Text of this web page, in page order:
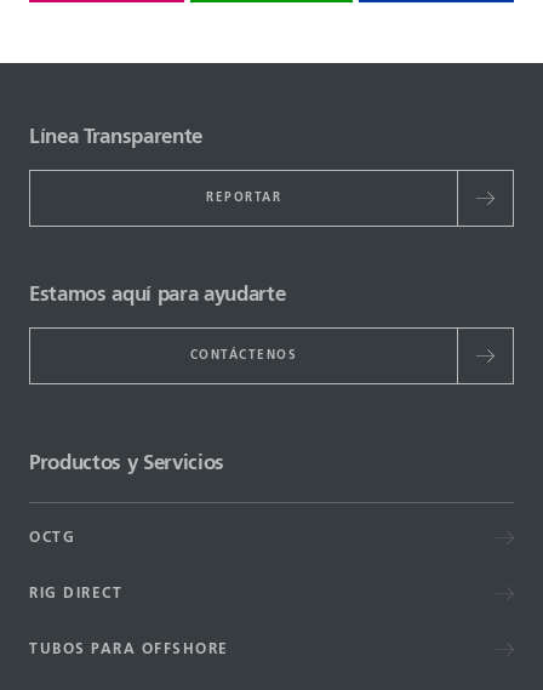
Línea Transparente
REPORTAR
Estamos aquí para ayudarte
CONTÁCTENOS
Productos y Servicios
OCTG
RIG DIRECT
TUBOS PARA OFFSHORE